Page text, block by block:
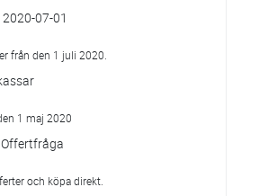
07-01
från den 1 juli 2020.
1 maj 2020
och köpa direkt.